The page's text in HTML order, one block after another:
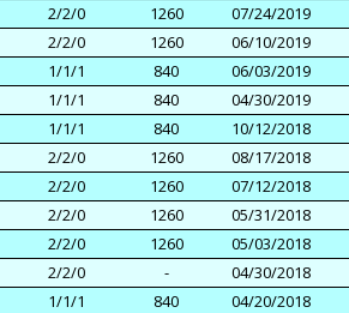
2/2/0 1260
07/24/2019
2/2/0 1260
06/10/2019
1/1/1 840
06/03/2019
1/1/1 840
04/30/2019
1/1/1 840
10/12/2018
2/2/0 1260
08/17/2018
2/2/0 1260
07/12/2018
2/2/0 1260
05/31/2018
2/2/0 1260
05/03/2018
2/2/0 -
04/30/2018
1/1/1 840
04/20/2018